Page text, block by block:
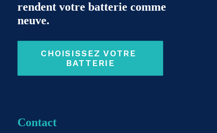
rendent votre batterie comme
neuve.
CHOISISSEZ VOTRE
BATTERIE
Contact